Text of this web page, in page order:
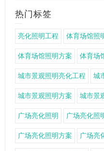
热门标签
亮化照明工程 体育场馆照
体育场馆照明方案 体育场
城市景观照明亮化工程 城
城市景观照明方案 城市景
广场亮化照明 广场亮化照
广场亮化照明方案 广场亮